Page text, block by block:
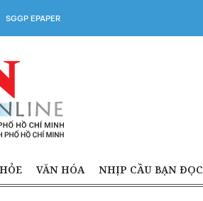
SGGP EPAPER
VĂN HÓA NHỊP CẦU BẠN ĐỌC